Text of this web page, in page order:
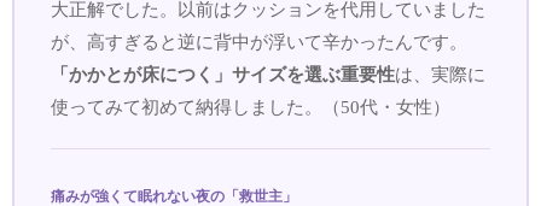
大正解でした。以前はクッションを代用していました
が、高すぎると逆に背中が浮いて辛かったんです。
「かかとが床につく」サイズを選ぶ重要性は、実際に
使ってみて初めて納得しました。（50代・女性）
痛みが強くて眠れない夜の「救世主」